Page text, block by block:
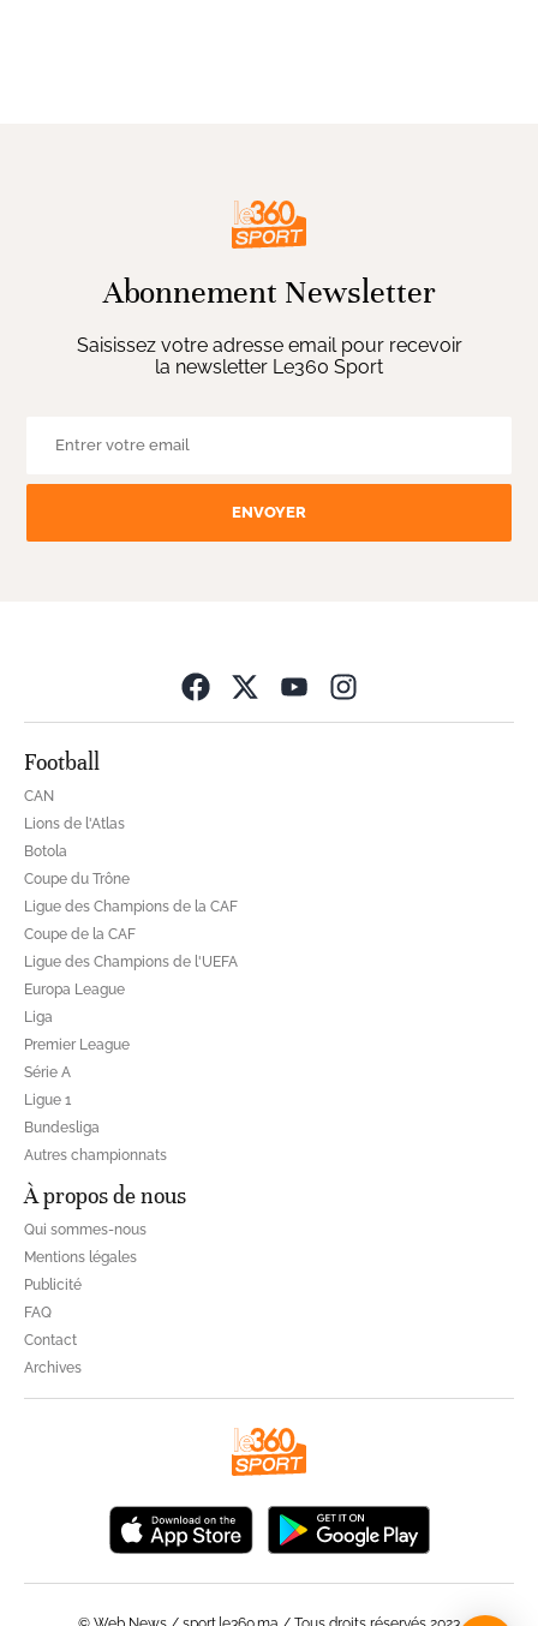
Abonnement Newsletter
Saisissez votre adresse email pour recevoir
la newsletter Le360 Sport
ENVOYER
Football
CAN
Lions de l'Atlas
Botola
Coupe du Trône
Ligue des Champions de la CAF
Coupe de la CAF
Ligue des Champions de l'UEFA
Europa League
Liga
Premier League
Série A
Ligue 1
Bundesliga
Autres championnats
À propos de nous
Qui sommes-nous
Mentions légales
Publicité
FAQ
Contact
Archives